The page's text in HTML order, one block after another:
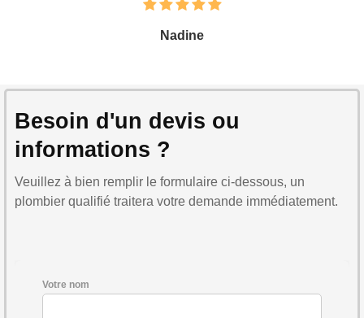
Nadine
Besoin d'un devis ou
informations ?
Veuillez à bien remplir le formulaire ci-dessous, un
plombier qualifié traitera votre demande immédiatement.
Votre nom